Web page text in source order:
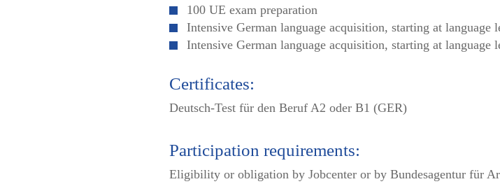
100 UE exam preparation
Intensive German language acquisition, starting at
Intensive German language acquisition, starting at
Certificates:
Deutsch-Test für den Beruf A2 oder B1 (GER)
Participation requirements:
Eligibility or obligation by Jobcenter or by Bundesagentur für